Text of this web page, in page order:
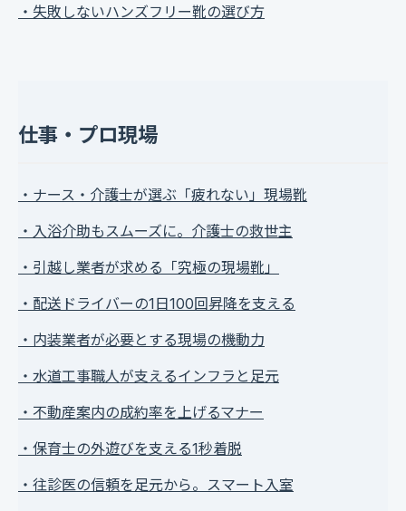
・失敗しないハンズフリー靴の選び方
仕事・プロ現場
・ナース・介護士が選ぶ「疲れない」現場靴
・入浴介助もスムーズに。介護士の救世主
・引越し業者が求める「究極の現場靴」
・配送ドライバーの1日100回昇降を支える
・内装業者が必要とする現場の機動力
・水道工事職人が支えるインフラと足元
・不動産案内の成約率を上げるマナー
・保育士の外遊びを支える1秒着脱
・往診医の信頼を足元から。スマート入室